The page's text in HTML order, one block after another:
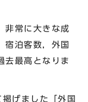
非常に大きな成
宿泊客数，外国
去最高となりま
げました「外国